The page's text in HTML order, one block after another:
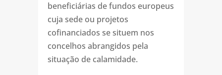
beneficiárias de fundos europeus
cuja sede ou projetos
cofinanciados se situem nos
concelhos abrangidos pela
situação de calamidade.